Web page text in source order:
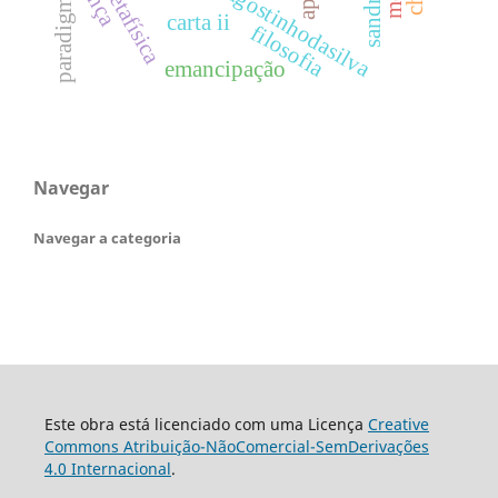
carta ii filosofia
metafísica
emancipação
Navegar
Navegar a categoria
Este obra está licenciado com uma Licença Creative
Commons Atribuição-NãoComercial-SemDerivações
4.0 Internacional.